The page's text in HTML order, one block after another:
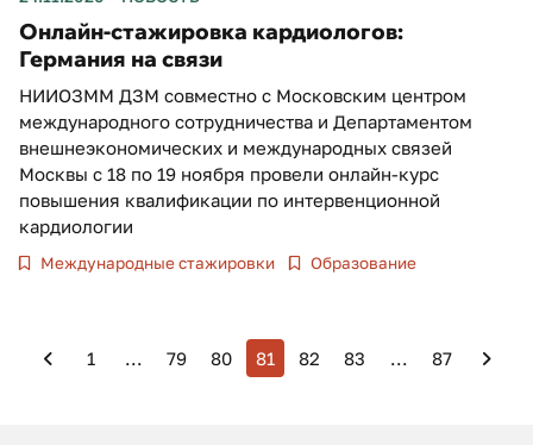
Онлайн-стажировка кардиологов:
Германия на связи
НИИОЗММ ДЗМ совместно с Московским центром
международного сотрудничества и Департаментом
внешнеэкономических и международных связей
Москвы с 18 по 19 ноября провели онлайн-курс
повышения квалификации по интервенционной
кардиологии
Международные стажировки Образование
1 ... 79 80 81 82 83 ... 87